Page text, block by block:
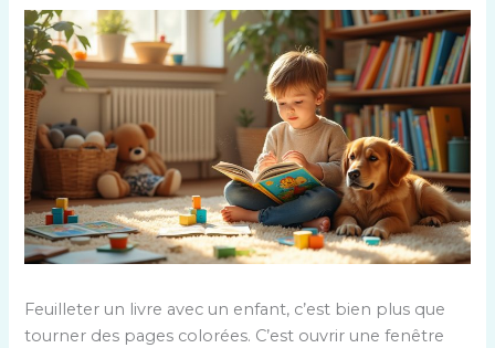
Feuilleter un livre avec un enfant, c’est bien plus que
tourner des pages colorées. C’est ouvrir une fenêtre